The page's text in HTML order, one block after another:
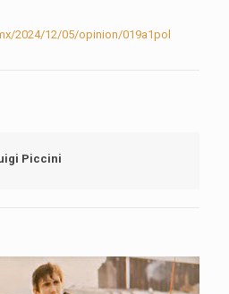
2024/12/05/opinion/019a1pol
Piccini